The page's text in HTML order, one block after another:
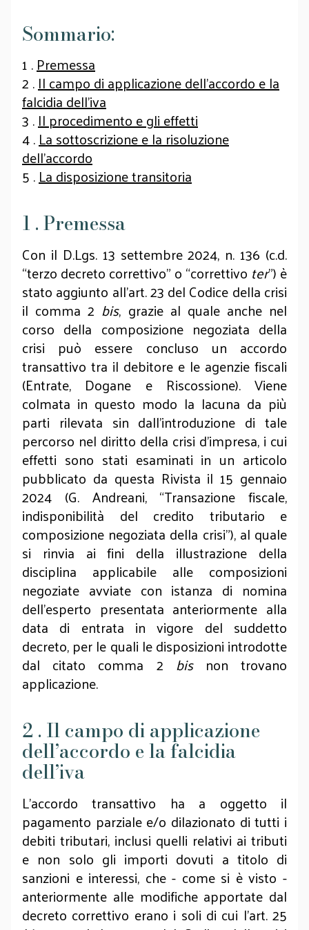
Sommario:
1 .Premessa
2 .Il campo di applicazione dell’accordo e la
falcidia dell’iva
3 .Il procedimento e gli effetti
4 .La sottoscrizione e la risoluzione
dell’accordo
5 .La disposizione transitoria
1 . Premessa
Con il D.Lgs. 13 settembre 2024, n. 136 (c.d.
“terzo decreto correttivo” o “correttivo ter”) è
stato aggiunto all’art. 23 del Codice della crisi
il comma 2 bis, grazie al quale anche nel
corso della composizione negoziata della
crisi può essere concluso un accordo
transattivo tra il debitore e le agenzie fiscali
(Entrate, Dogane e Riscossione). Viene
colmata in questo modo la lacuna da più
parti rilevata sin dall’introduzione di tale
percorso nel diritto della crisi d’impresa, i cui
effetti sono stati esaminati in un articolo
pubblicato da questa Rivista il 15 gennaio
2024 (G. Andreani, “Transazione fiscale,
indisponibilità del credito tributario e
composizione negoziata della crisi”), al quale
si rinvia ai fini della illustrazione della
disciplina applicabile alle composizioni
negoziate avviate con istanza di nomina
dell’esperto presentata anteriormente alla
data di entrata in vigore del suddetto
decreto, per le quali le disposizioni introdotte
dal citato comma 2 bisnon trovano
applicazione.
2 . Il campo di applicazione
dell’accordo e la falcidia
dell’iva
L’accordo transattivo ha a oggetto il
pagamento parziale e/o dilazionato di tutti i
debiti tributari, inclusi quelli relativi ai tributi
e non solo gli importi dovuti a titolo di
sanzioni e interessi, che - come si è visto -
anteriormente alle modifiche apportate dal
decreto correttivo erano i soli di cui l’art. 25